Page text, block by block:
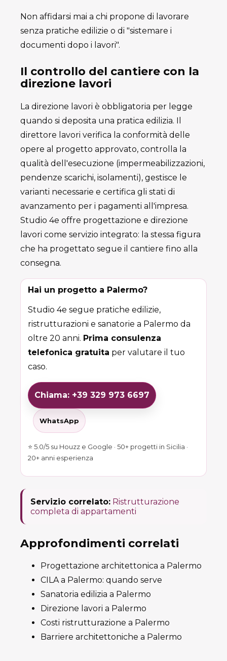
Non affidarsi mai a chi propone di lavorare
senza pratiche edilizie o di "sistemare i
documenti dopo i lavori".
Il controllo del cantiere con la
direzione lavori
La direzione lavori è obbligatoria per legge
quando si deposita una pratica edilizia. Il
direttore lavori verifica la conformità delle
opere al progetto approvato, controlla la
qualità dell'esecuzione (impermeabilizzazioni,
pendenze scarichi, isolamenti), gestisce le
varianti necessarie e certifica gli stati di
avanzamento per i pagamenti all'impresa.
Studio 4e offre progettazione e direzione
lavori come servizio integrato: la stessa figura
che ha progettato segue il cantiere fino alla
consegna.
Hai un progetto a Palermo?
Studio 4e segue pratiche edilizie,
ristrutturazioni e sanatorie a Palermo da
oltre 20 anni. Prima consulenza
telefonica gratuita per valutare il tuo
caso.
Chiama: +39 329 973 6697
WhatsApp
⭐ 5.0/5 su Houzz e Google · 50+ progetti in Sicilia ·
20+ anni esperienza
Servizio correlato: Ristrutturazione
completa di appartamenti
Approfondimenti correlati
Progettazione architettonica a Palermo
CILA a Palermo: quando serve
Sanatoria edilizia a Palermo
Direzione lavori a Palermo
Costi ristrutturazione a Palermo
Barriere architettoniche a Palermo